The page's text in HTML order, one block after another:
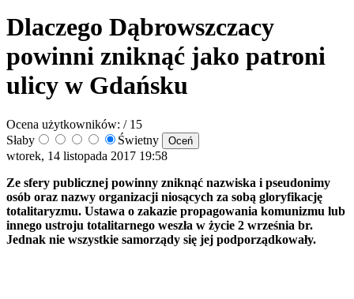
Dlaczego Dąbrowszczacy
powinni zniknąć jako patroni
ulicy w Gdańsku
Ocena użytkowników: / 15
Słaby
Świetny
wtorek, 14 listopada 2017 19:58
Ze sfery publicznej powinny zniknąć nazwiska i pseudonimy
osób oraz nazwy organizacji niosących za sobą gloryfikację
totalitaryzmu. Ustawa o zakazie propagowania komunizmu lub
innego ustroju totalitarnego weszła w życie 2 września br.
Jednak nie wszystkie samorządy się jej podporządkowały.